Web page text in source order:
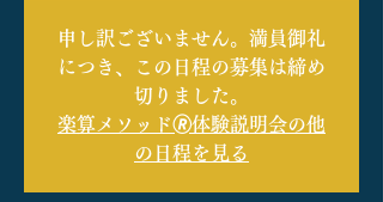
申し訳ございません。満員御礼
につき、この日程の募集は締め
切りました。
楽算メソッド🄬体験説明会の他
の日程を見る